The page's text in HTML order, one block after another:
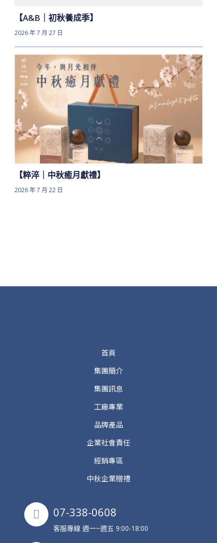
【A&B｜初秋養成季】
2026 年 7 月 27 日
【粹淬｜中秋癒月獻禮】
2026 年 7 月 22 日
首頁
集團簡介
集團訊息
工廠專業
品牌產品
企業社會責任
經銷專區
中秋企業贈禮
07-338-0608
客服專線 週一~週五 9:00-18:00